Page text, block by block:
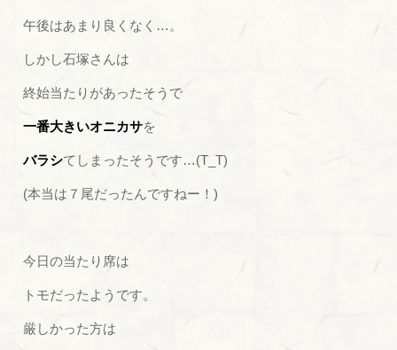
午後はあまり良くなく…。
しかし石塚さんは
終始当たりがあったそうで
一番大きいオニカサを
バラシてしまったそうです…(T_T)
(本当は７尾だったんですねー！)
今日の当たり席は
トモだったようです。
厳しかった方は